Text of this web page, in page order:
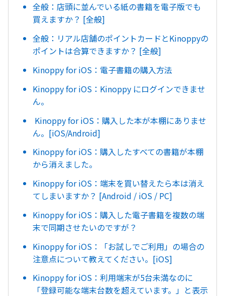
全般：店頭に並んでいる紙の書籍を電子版でも
買えますか？ [全般]
全般：リアル店舗のポイントカードとKinoppyの
ポイントは合算できますか？ [全般]
Kinoppy for iOS：電子書籍の購入方法
Kinoppy for iOS：Kinoppy にログインできませ
ん。
Kinoppy for iOS：購入した本が本棚にありませ
ん。[iOS/Android]
Kinoppy for iOS：購入したすべての書籍が本棚
から消えました。
Kinoppy for iOS：端末を買い替えたら本は消え
てしまいますか？ [Android / iOS / PC]
Kinoppy for iOS：購入した電子書籍を複数の端
末で同期させたいのですが？
Kinoppy for iOS：「お試しでご利用」の場合の
注意点について教えてください。[iOS]
Kinoppy for iOS：利用端末が5台未満なのに
「登録可能な端末台数を超えています。」と表示